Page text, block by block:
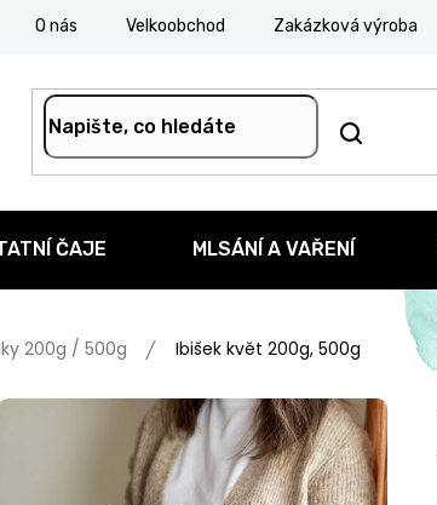
O nás Velkoobchod Zakázková výroba
ČAJE MLSÁNÍ A VAŘENÍ
200g / 500g Ibišek květ 200g, 500g